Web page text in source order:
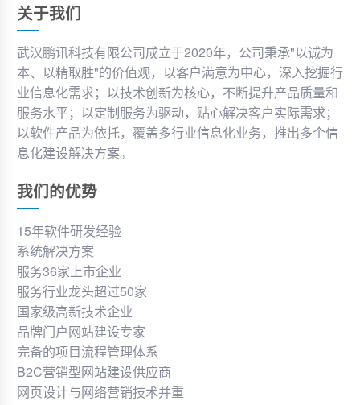
关于我们
武汉鹏讯科技有限公司成立于2020年，公司秉承"以诚为
本、以精取胜"的价值观，以客户满意为中心，深入挖掘行
业信息化需求；以技术创新为核心，不断提升产品质量和
服务水平；以定制服务为驱动，贴心解决客户实际需求；
以软件产品为依托，覆盖多行业信息化业务，推出多个信
息化建设解决方案。
我们的优势
15年软件研发经验
系统解决方案
服务36家上市企业
服务行业龙头超过50家
国家级高新技术企业
品牌门户网站建设专家
完备的项目流程管理体系
B2C营销型网站建设供应商
网页设计与网络营销技术并重